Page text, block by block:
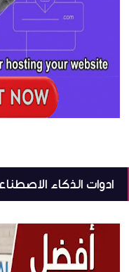
ادوات الذكاء